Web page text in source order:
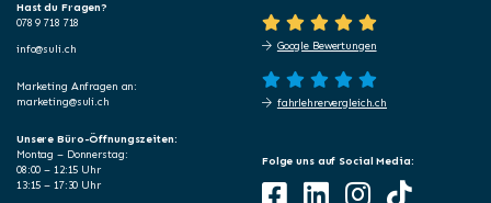
Hast du Fragen?
078 9 718 718
info@suli.ch
Marketing Anfragen an:
marketing@suli.ch
Google Bewertungen
fahrlehrervergleich.ch
Unsere Büro-Öffnungszeiten:
Montag – Donnerstag:
08:00 – 12:15 Uhr
13:15 – 17:30 Uhr
Folge uns auf Social Media: